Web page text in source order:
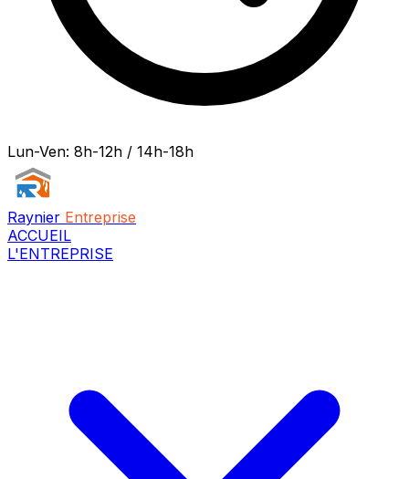
Lun-Ven: 8h-12h / 14h-18h
Raynier Entreprise
ACCUEIL
L'ENTREPRISE